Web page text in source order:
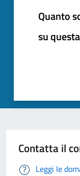
Quanto
su
Contatta il
Leggi le